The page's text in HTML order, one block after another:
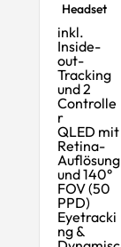
Headset
inkl.
Inside-
out-
Tracking
und 2
Controlle
r
QLED mit
Retina-
Auflösung
und 140°
FOV (50
PPD)
Eyetracki
ng &